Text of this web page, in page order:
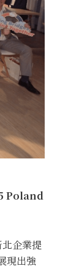
Poland
企業提
現出強